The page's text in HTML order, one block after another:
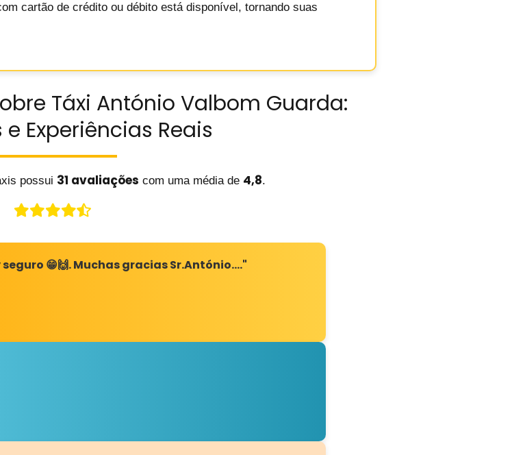
cartão de crédito ou débito está disponível, tornando suas
Táxi António Valbom Guarda:
Experiências Reais
possui 31 avaliações com uma média de 4,8.
😁🙌. Muchas gracias Sr.António.…"